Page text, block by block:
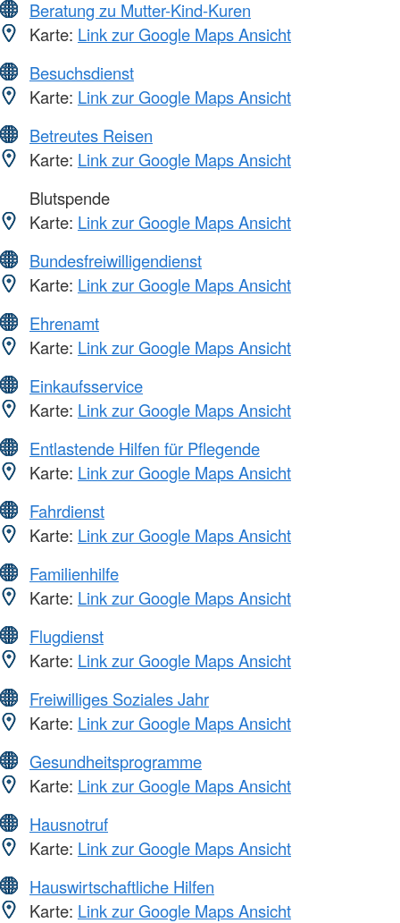
Beratung zu Mutter-Kind-Kuren
Karte: Link zur Google Maps Ansicht
Besuchsdienst
Karte: Link zur Google Maps Ansicht
Betreutes Reisen
Karte: Link zur Google Maps Ansicht
Blutspende
Karte: Link zur Google Maps Ansicht
Bundesfreiwilligendienst
Karte: Link zur Google Maps Ansicht
Ehrenamt
Karte: Link zur Google Maps Ansicht
Einkaufsservice
Karte: Link zur Google Maps Ansicht
Entlastende Hilfen für Pflegende
Karte: Link zur Google Maps Ansicht
Fahrdienst
Karte: Link zur Google Maps Ansicht
Familienhilfe
Karte: Link zur Google Maps Ansicht
Flugdienst
Karte: Link zur Google Maps Ansicht
Freiwilliges Soziales Jahr
Karte: Link zur Google Maps Ansicht
Gesundheitsprogramme
Karte: Link zur Google Maps Ansicht
Hausnotruf
Karte: Link zur Google Maps Ansicht
Hauswirtschaftliche Hilfen
Karte: Link zur Google Maps Ansicht